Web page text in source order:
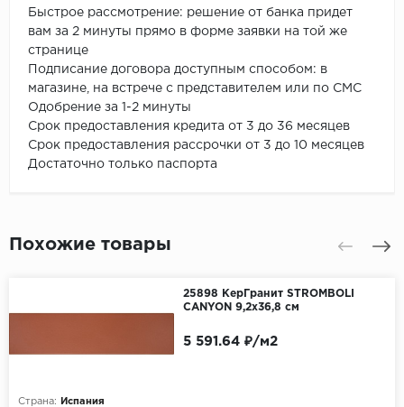
Быстрое рассмотрение: решение от банка придет
вам за 2 минуты прямо в форме заявки на той же
странице
Подписание договора доступным способом: в
магазине, на встрече с представителем или по СМС
Одобрение за 1-2 минуты
Срок предоставления кредита от 3 до 36 месяцев
Срок предоставления рассрочки от 3 до 10 месяцев
Достаточно только паспорта
Похожие товары
25898 КерГранит STROMBOLI
CANYON 9,2x36,8 см
Страна:
Испания
5 591.64 ₽/м2